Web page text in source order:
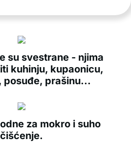
su svestrane - njima
kuhinju, kupaonicu,
posuđe, prašinu...
za mokro i suho
čišćenje.